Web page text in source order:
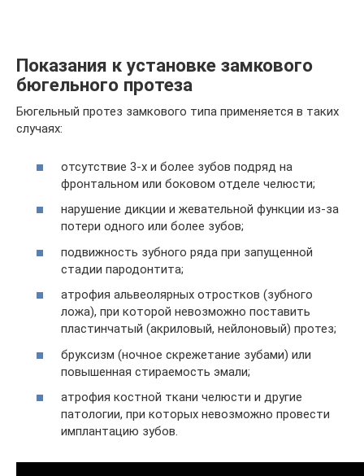
Показания к установке замкового
бюгельного протеза
Бюгельный протез замкового типа применяется в таких
случаях:
отсутствие 3-х и более зубов подряд на
фронтальном или боковом отделе челюсти;
нарушение дикции и жевательной функции из-за
потери одного или более зубов;
подвижность зубного ряда при запущенной
стадии пародонтита;
атрофия альвеолярных отростков (зубного
ложа), при которой невозможно поставить
пластинчатый (акриловый, нейлоновый) протез;
бруксизм (ночное скрежетание зубами) или
повышенная стираемость эмали;
атрофия костной ткани челюсти и другие
патологии, при которых невозможно провести
имплантацию зубов.